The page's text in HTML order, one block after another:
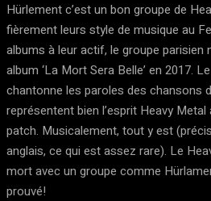
Hürlement c’est un bon groupe de
fièrement leurs style de musique au
albums à leur actif, le groupe
album ‘La Mort Sera Belle’ en 2017.
chantonne les paroles des chansons
représentent bien l’esprit Heavy
patch. Musicalement, tout y est
anglais, ce qui est assez rare). Le
mort avec un groupe comme
prouvé!